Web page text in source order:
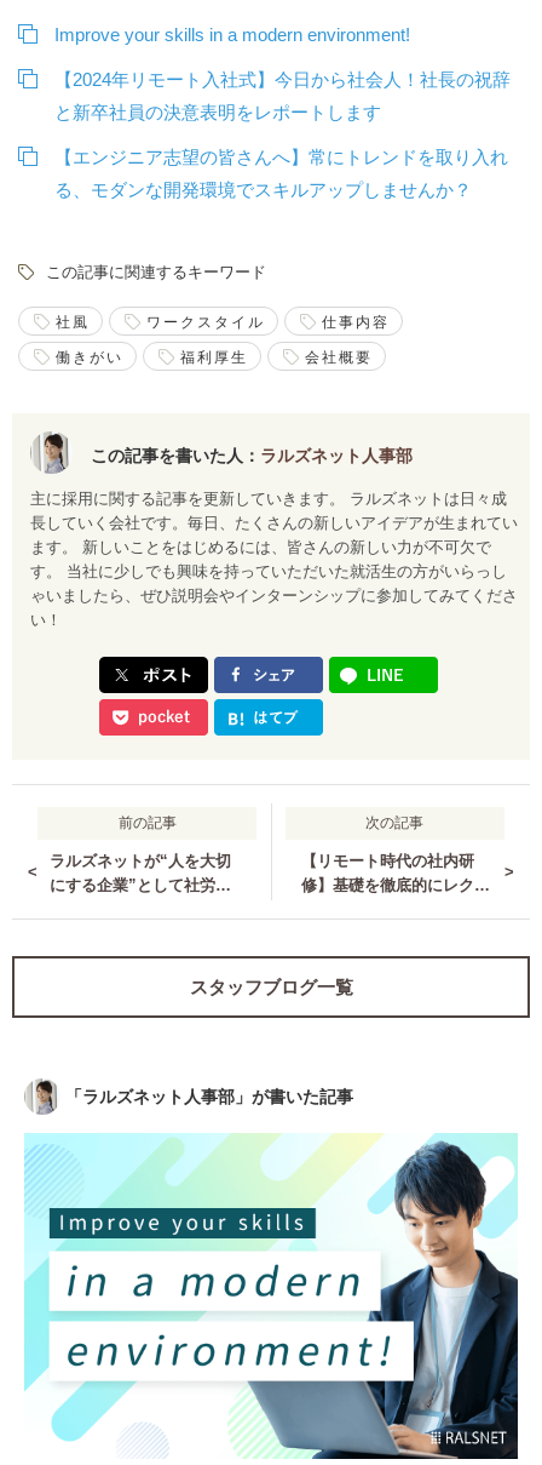
Improve your skills in a modern environment!
【2024年リモート入社式】今日から社会人！社長の祝辞
と新卒社員の決意表明をレポートします
【エンジニア志望の皆さんへ】常にトレンドを取り入れ
る、モダンな開発環境でスキルアップしませんか？
この記事に関連するキーワード
社風 ワークスタイル 仕事内容
働きがい 福利厚生 会社概要
この記事を書いた人： ラルズネット人事部
主に採用に関する記事を更新していきます。 ラルズネットは日々成
長していく会社です。毎日、たくさんの新しいアイデアが生まれてい
ます。 新しいことをはじめるには、皆さんの新しい力が不可欠で
す。 当社に少しでも興味を持っていただいた就活生の方がいらっし
ゃいましたら、ぜひ説明会やインターンシップに参加してみてくださ
い！
前の記事
<
ラルズネットが“人を大切
にする企業”として社労士
次の記事
【リモート時代の社内研
修】基礎を徹底的にレクチ
>
スタッフブログ一覧
「ラルズネット人事部 」が書いた記事